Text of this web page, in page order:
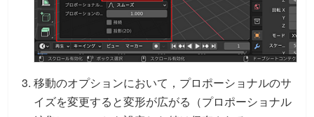
移動のオプションにおいて，プロポーショナルのサ
イズを変更すると変形が広がる（プロポーショナル